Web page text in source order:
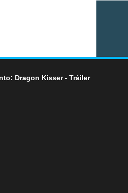
Dragon Kisser - Tráiler